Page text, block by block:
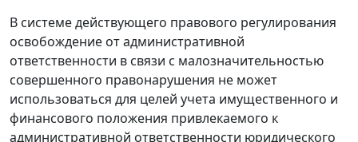
В системе действующего правового регулирования
освобождение от административной
ответственности в связи с малозначительностью
совершенного правонарушения не может
использоваться для целей учета имущественного и
финансового положения привлекаемого к
административной ответственности юридического